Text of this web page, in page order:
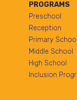
PROGRAMS
Preschool
Reception
Primary School
Middle School
High School
Inclusion